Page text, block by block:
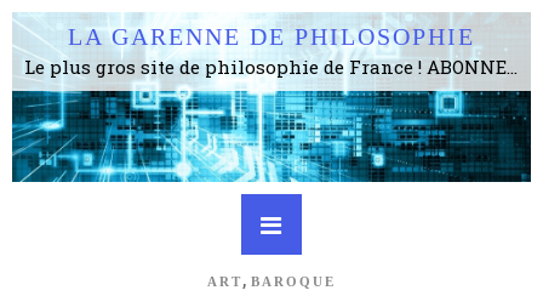
LA GARENNE DE PHILOSOPHIE
Le plus gros site de philosophie de France ! ABONNEZ-VOUS ! 4115 Articles, 1634 abonné·e·s, depuis 2006 . . . . . . . . 2 852 214 pages vues jusqu'à présent. Prestance et être apte à un plus grand nombre de choses.
ART , BAROQUE